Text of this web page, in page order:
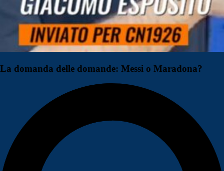
La domanda delle domande: Messi o Maradona?